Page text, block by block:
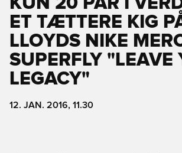
ET TÆTTERE KIG
LLOYDS NIKE
SUPERFLY "LEAVE
LEGACY"
12. JAN. 2016, 11.30